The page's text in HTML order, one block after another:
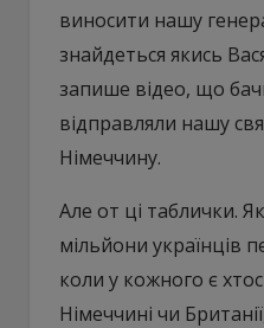
виносити нашу
знайдеться якись
запише відео, що
відправляли нашу
Німеччину.
Але от ці таблички.
мільйони українців
коли у кожного є
Німеччині чи